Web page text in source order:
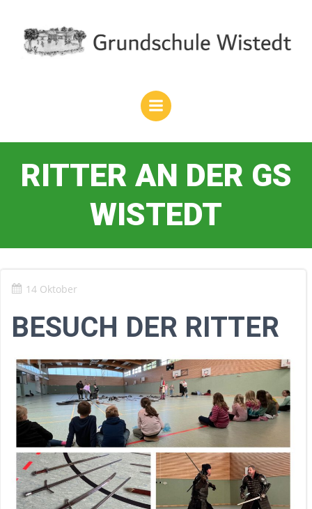
springen
RITTER AN DER GS
WISTEDT
14 Oktober
BESUCH DER RITTER